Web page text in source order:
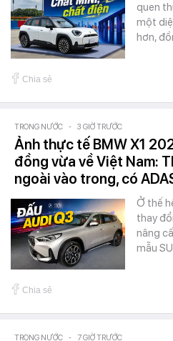
quen
một
hơn,
Chia sẻ
TRONG NƯỚC - 3 GIỜ TRƯỚC
Ảnh thực tế BMW X1
đồng vừa về Việt Nam:
ngoài vào trong, có
Ở thế
thay
nâng
mẫu
Chia sẻ
TRONG NƯỚC - 7 GIỜ TRƯỚC